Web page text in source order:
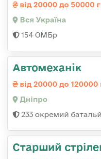
від 20000 до 50000
Вся Україна
154 ОМБр
Автомеханік
від 20000 до 120000
Дніпро
233 окремий
Старший